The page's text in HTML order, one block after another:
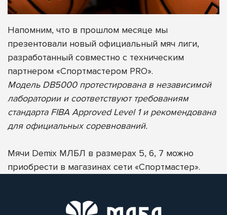
Напомним, что в прошлом месяце мы
презентовали новый официальный мяч лиги,
разработанный совместно с техническим
партнером «Спортмастером PRO».
Модель DB5000 протестирована в независимой
лаборатории и соответствуют требованиям
стандарта FIBA Approved Level 1 и рекомендована
для официальных соревнований.
Мячи Demix МЛБЛ в размерах 5, 6, 7 можно
приобрести в магазинах сети «Спортмастер».